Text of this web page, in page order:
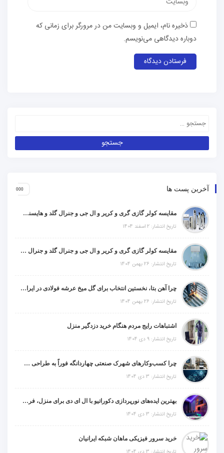
ذخیره نام، ایمیل و وبسایت من در مرورگر برای زمانی که
دوباره دیدگاهی می‌نویسم.
آخرین پست ها
مقایسه کولر گازی گری و کریر و ال جی و جنرال گلد و هایسنس و مدیا و اجنرال
تاریخ انتشار: 2 اسفند 1404
مقایسه کولر گازی گری و کریر و ال جی و جنرال گلد و جنرال شکار و سامسونگ و یونیوا
تاریخ انتشار: 26 بهمن 1404
چرا آهن بتا، نخستین انتخاب برای گل میخ عرشه فولادی در ایران است؟
تاریخ انتشار: 26 بهمن 1404
اشتباهات رایج مردم هنگام خرید دزدگیر منزل
تاریخ انتشار: 9 دی 1404
چرا کسب‌وکارهای شهرک صنعتی چهاردانگه فوراً به طراحی سایت نیاز دارند؟
تاریخ انتشار: 3 دی 1404
بهترین ایده‌های نورپردازی دکوراتیو با ال ای دی برای منزل، فروشگاه و دفتر کار
تاریخ انتشار: 3 دی 1404
خرید سرور فیزیکی ماهان شبکه ایرانیان